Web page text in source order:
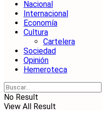
Nacional
Internacional
Economía
Cultura
Cartelera
Sociedad
Opinión
Hemeroteca
No Result
View All Result